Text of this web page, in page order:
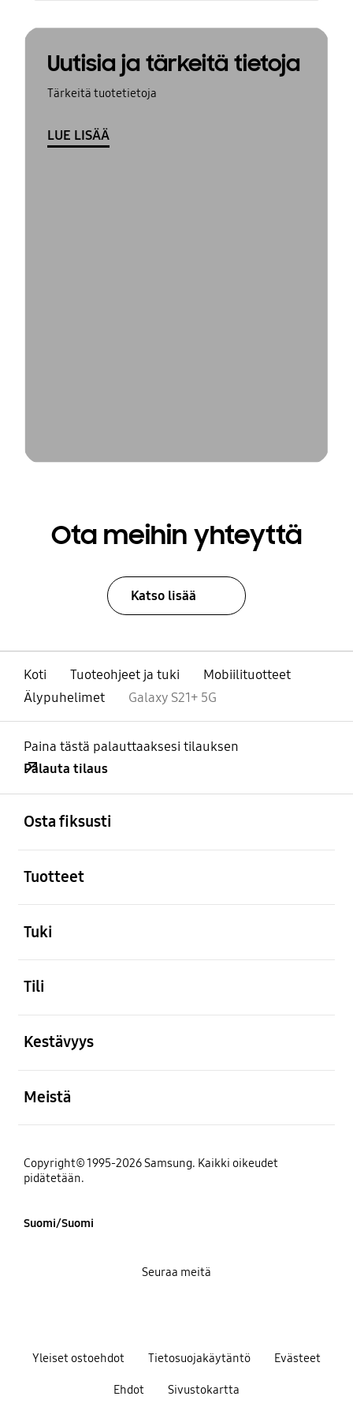
Uutisia ja tärkeitä tietoja
Tärkeitä tuotetietoja
LUE LISÄÄ
Ota meihin yhteyttä
Katso lisää
Koti Tuoteohjeet ja tuki
Mobiilituotteet
Älypuhelimet
Galaxy S21+ 5G
Paina tästä palauttaaksesi tilauksen
Palauta tilaus
Osta fiksusti
Tuotteet
Tuki
Tili
Kestävyys
Meistä
Copyright© 1995-2026 Samsung. Kaikki oikeudet
pidätetään.
Suomi/Suomi
Yleiset ostoehdot Tietosuojakäytäntö Evästeet
Ehdot Sivustokartta
Seuraa meitä